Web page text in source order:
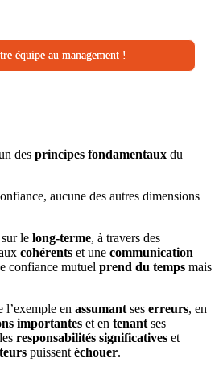
équipe au management !
des principes fondamentaux du
aucune des autres dimensions
sur le long-terme, à travers des
cohérents et une communication
confiance mutuel prend du temps mais
l’exemple en assumant ses erreurs, en
importantes et en tenant ses
responsabilités significatives et
puissent échouer.